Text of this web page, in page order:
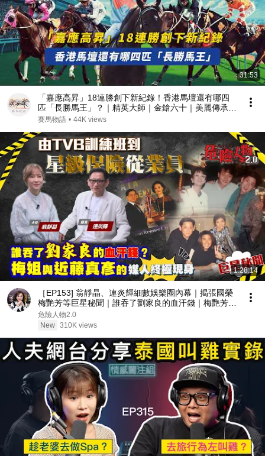
31:53
「嘉應高昇」18連勝創下新紀錄！香港馬壇還有哪四
匹「長勝馬王」？｜精英大師｜金鎗六十｜美麗傳承｜
同德｜傳奇馬王連勝片段精彩重溫｜#賽馬物語
賽馬物語 • 44K views
1:28:14
［EP153] 翁靜晶、連炎輝細數娛樂圈內幕｜揭張國榮
梅艷芳等巨星秘聞｜誰吞了劉家良的血汗錢｜梅艷芳與
近藤真彥的媒人終極現身｜由TVB訓練班到星級保險從
業員
危險人物2.0
New 310K views